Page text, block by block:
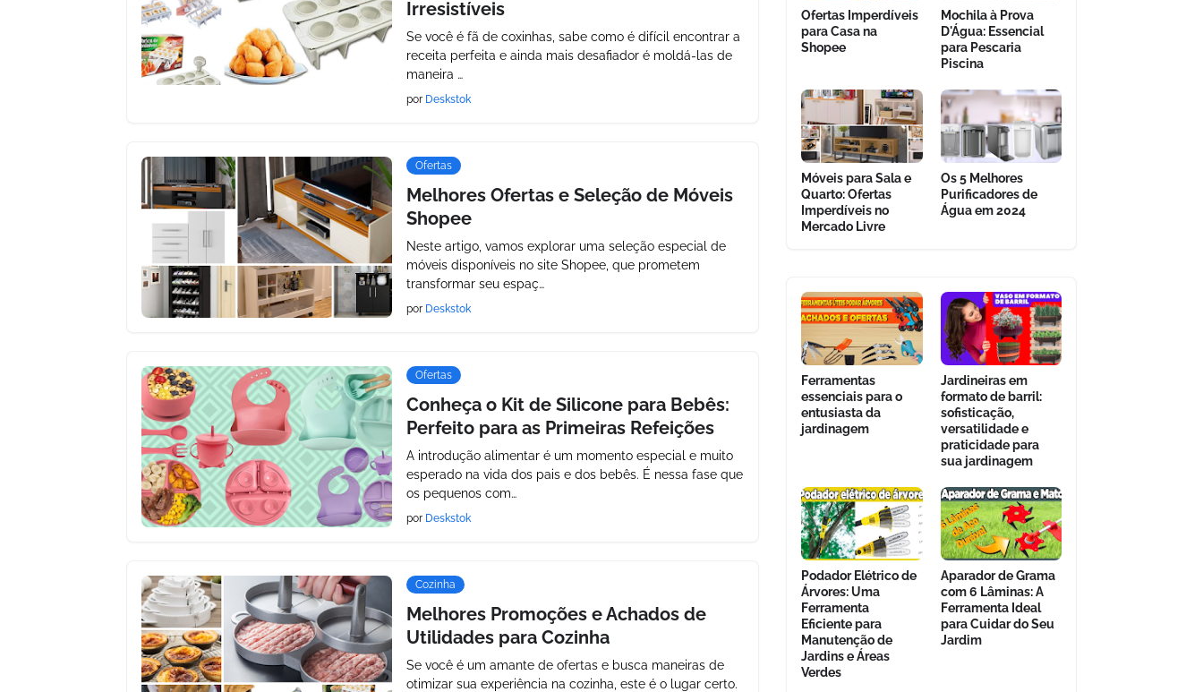
Irresistíveis
Se você é fã de coxinhas, sabe como é difícil encontrar a
receita perfeita e ainda mais desafiador é moldá-las de
maneira …
por Deskstok
Ofertas
Melhores Ofertas e Seleção de Móveis
Shopee
Neste artigo, vamos explorar uma seleção especial de
móveis disponíveis no site Shopee, que prometem
transformar seu espaç…
por Deskstok
Ofertas
Conheça o Kit de Silicone para Bebês:
Perfeito para as Primeiras Refeições
A introdução alimentar é um momento especial e muito
esperado na vida dos pais e dos bebês. É nessa fase que
os pequenos com…
por Deskstok
Cozinha
Melhores Promoções e Achados de
Utilidades para Cozinha
Se você é um amante de ofertas e busca maneiras de
otimizar sua experiência na cozinha, este é o lugar certo.
Ofertas Imperdíveis
para Casa na
Shopee
Mochila à Prova
D'Água: Essencial
para Pescaria
Piscina
Móveis para Sala e
Quarto: Ofertas
Imperdíveis no
Mercado Livre
Os 5 Melhores
Purificadores de
Água em 2024
Ferramentas
essenciais para o
entusiasta da
jardinagem
Jardineiras em
formato de barril:
sofisticação,
versatilidade e
praticidade para
sua jardinagem
Podador Elétrico de
Árvores: Uma
Ferramenta
Eficiente para
Manutenção de
Jardins e Áreas
Verdes
Aparador de Grama
com 6 Lâminas: A
Ferramenta Ideal
para Cuidar do Seu
Jardim